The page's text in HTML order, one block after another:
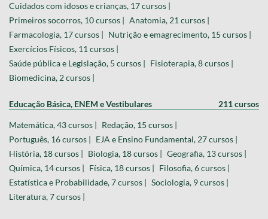
Cuidados com idosos e crianças, 17 cursos |
Primeiros socorros, 10 cursos | Anatomia, 21 cursos |
Farmacologia, 17 cursos | Nutrição e emagrecimento, 15 cursos |
Exercícios Físicos, 11 cursos |
Saúde pública e Legislação, 5 cursos | Fisioterapia, 8 cursos |
Biomedicina, 2 cursos |
Educação Básica, ENEM e Vestibulares 211 cursos
Matemática, 43 cursos | Redação, 15 cursos |
Português, 16 cursos | EJA e Ensino Fundamental, 27 cursos |
História, 18 cursos | Biologia, 18 cursos | Geografia, 13 cursos |
Química, 14 cursos | Física, 18 cursos | Filosofia, 6 cursos |
Estatística e Probabilidade, 7 cursos | Sociologia, 9 cursos |
Literatura, 7 cursos |